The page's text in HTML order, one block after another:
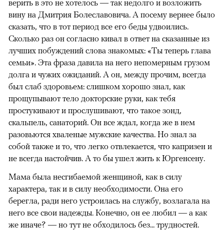
верить в это не хотелось — так недолго и возложить
вину на Дмитрия Болеславовича. А посему вернее было
сказать, что в тот период все его беды удвоились.
Сколько раз он согласно кивал в ответ на сказанные из
лучших побуждений слова знакомых: «Ты теперь глава
семьи». Эта фраза давила на него непомерным грузом
долга и чужих ожиданий. А он, между прочим, всегда
был слаб здоровьем: слишком хорошо знал, как
прощупывают тело докторские руки, как тебя
простукивают и прослушивают, что такое зонд,
скальпель, санаторий. Он все ждал, когда же в нем
разовьются хваленые мужские качества. Но знал за
собой также и то, что легко отвлекается, что капризен и
не всегда настойчив. А то бы ушел жить к Юргенсену.
Мама была несгибаемой женщиной, как в силу
характера, так и в силу необходимости. Она его
берегла, ради него устроилась на службу, возлагала на
него все свои надежды. Конечно, он ее любил — а как
же иначе? — но тут не обходилось без... трудностей.